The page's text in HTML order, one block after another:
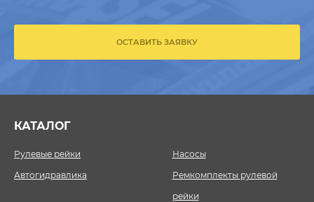
ОСТАВИТЬ ЗАЯВКУ
КАТАЛОГ
Рулевые рейки
Насосы
Автогидравлика
Ремкомплекты рулевой
рейки